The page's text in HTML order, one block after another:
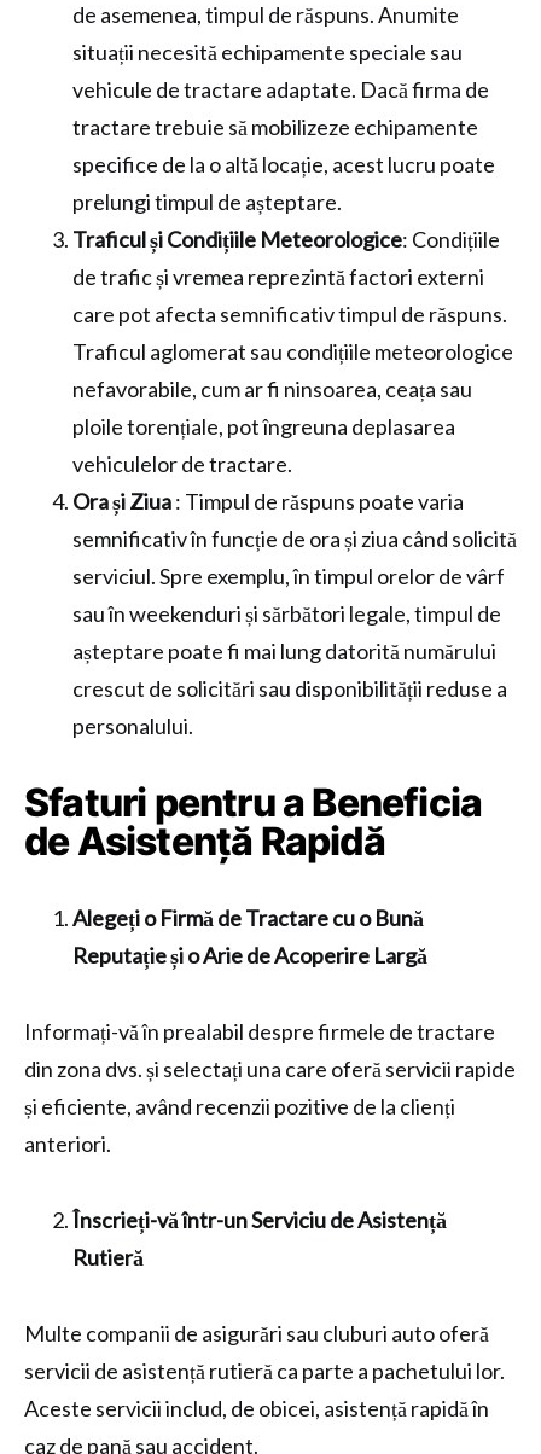
de asemenea, timpul de răspuns. Anumite
situații necesită echipamente speciale sau
vehicule de tractare adaptate. Dacă firma de
tractare trebuie să mobilizeze echipamente
specifice de la o altă locație, acest lucru poate
prelungi timpul de așteptare.
Traficul și Condițiile Meteorologice: Condițiile
de trafic și vremea reprezintă factori externi
care pot afecta semnificativ timpul de răspuns.
Traficul aglomerat sau condițiile meteorologice
nefavorabile, cum ar fi ninsoarea, ceața sau
ploile torențiale, pot îngreuna deplasarea
vehiculelor de tractare.
Ora și Ziua: Timpul de răspuns poate varia
semnificativ în funcție de ora și ziua când solicită
serviciul. Spre exemplu, în timpul orelor de vârf
sau în weekenduri și sărbători legale, timpul de
așteptare poate fi mai lung datorită numărului
crescut de solicitări sau disponibilității reduse a
personalului.
Sfaturi pentru a Beneficia
de Asistență Rapidă
Alegeți o Firmă de Tractare cu o Bună
Reputație și o Arie de Acoperire Largă
Informați-vă în prealabil despre firmele de tractare
din zona dvs. și selectați una care oferă servicii rapide
și eficiente, având recenzii pozitive de la clienți
anteriori.
Înscrieți-vă într-un Serviciu de Asistență
Rutieră
Multe companii de asigurări sau cluburi auto oferă
servicii de asistență rutieră ca parte a pachetului lor.
Aceste servicii includ, de obicei, asistență rapidă în
caz de pană sau accident.